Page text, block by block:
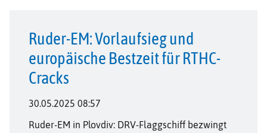
Ruder-EM: Vorlaufsieg und
europäische Bestzeit für RTHC-
Cracks
30.05.2025 08:57
Ruder-EM in Plovdiv: DRV-Flaggschiff bezwingt